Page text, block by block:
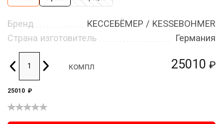
25010 ₽
Бренд
КЕССЕБЁМЕР / KESSEBOHMER
Страна изготовитель
Германия
компл
25010 ₽